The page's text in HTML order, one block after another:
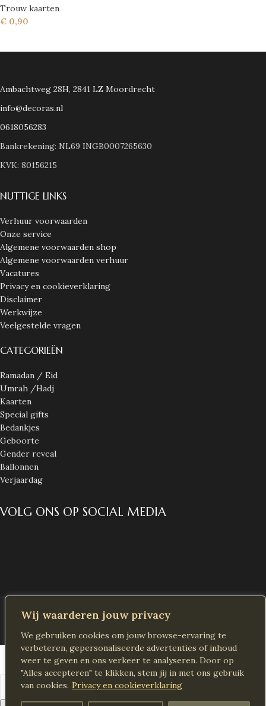
Wij waarderen jouw privacy
We gebruiken cookies om jouw browse-ervaring te
verbeteren, gepersonaliseerde advertenties of inhoud
weer te geven en ons verkeer te analyseren. Door op
"Alles accepteren" te klikken, stem jij in met ons gebruik
van cookies. Privacy en cookieverklaring
Trouw kaarten
€ 0,90
Ambachtweg 28H, 2841 LZ Moordrecht
info@decoras.nl
0618056283
Bankrekening: NL69 INGB0007265630
KVK: 80156215
NUTTIGE LINKS
Verhuur voorwaarden
Onze service
Algemene voorwaarden shop
Algemene voorwaarden verhuur
Vacatures
Privacy en cookieverklaring
Disclaimer
Werkwijze
Veelgestelde vragen
CATEGORIEËN
Ramadan / Eid
Umrah /Hadj
Kaarten
Special gifts
Bedankjes
Geboorte
Gender reveal
Ballonnen
Verjaardag
VOLG ONS OP SOCIAL MEDIA
Created by
Winkel
Verlanglijst